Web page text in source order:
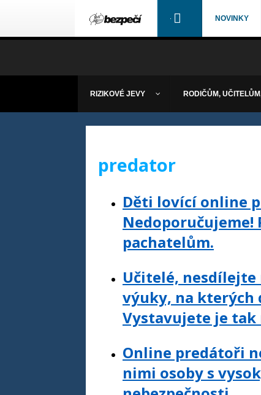
NOVINKY
RIZIKOVÉ JEVY RODIČŮM,
predator
Děti lovící online
Nedoporučujeme!
pachatelům.
Učitelé, nesdílejte
výuky, na kterých
Vystavujete je
Online predátoři
nimi osoby s